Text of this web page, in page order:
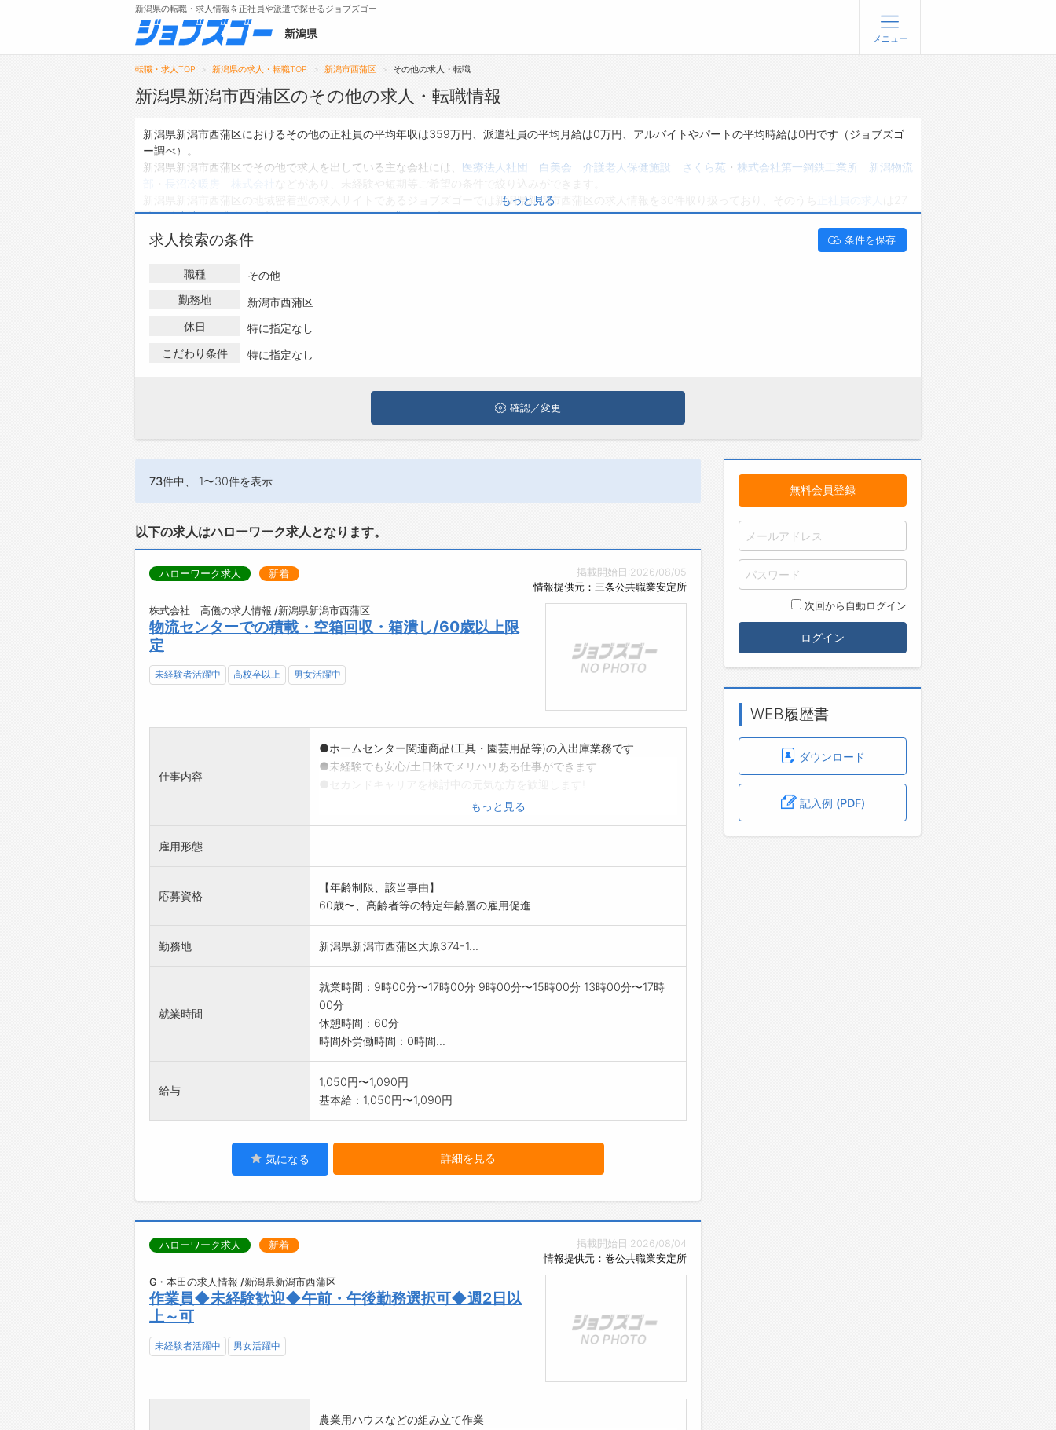
メニュー
トップ
転職支援サービスについて
転職ノウハウ(応募書類の書き方・面接対策な
転職・採用コラム
ジョブズゴーについて
会社概要
新潟県の転職・求人情報を正社員や派遣で探せるジョブズゴー
新潟県 メニュー
転職・求人TOP 新潟県の求人・転職TOP 新潟市西蒲区 その他の求人・転職
新潟県新潟市西蒲区のその他の求人・転職情報
新潟県新潟市西蒲区におけるその他の正社員の平均年収は359万円、派遣社員の平均月給は0万円、アルバイトやパートの平均時給は0円です（ジョブズゴ
ー調べ）。
新潟県新潟市西蒲区でその他で求人を出している主な会社には、 医療法人社団 白美会 介護老人保健施設 さくら苑 ・ 株式会社第一鋼鉄工業所 新潟物流
新潟県新潟市西蒲区の地域密着型の求人サイトであるジョブズゴーでは新潟県新潟市西蒲区の求人情報を30件取り扱っており、そのうち
件、派遣社員の求人は0件、アルバイト・パートの求人は0件です。
ハローワークにはない求人も多数扱っており、転職だけでなく、第二新卒から50代・60代以上の方の再就職も可能です。 新潟県新潟市西蒲区でその他の求
人・転職情報を探している方は、ぜひ興味のある職種に応募してみてくださいね。
もっと見る
求人検索の条件 条件を保存
職種
その他
勤務地
新潟市西蒲区
休日
特に指定なし
こだわり条件
特に指定なし
確認／変更
73件中、 1〜30件を表示
以下の求人はハローワーク求人となります。
掲載開始日:2026/08/05
情報提供元：三条公共職業安定所
ハローワーク求人 新着
株式会社 高儀の求人情報 /新潟県新潟市西蒲区
物流センターでの積載・空箱回収・箱潰し/60歳以上限
定
未経験者活躍中 高校卒以上 男女活躍中
仕事内容
●ホームセンター関連商品(工具・園芸用品等)の入出庫業務です
●未経験でも安心/土日休でメリハリある仕事ができます
・空箱回収/箱潰し(開梱された段ボールの片付け)
タートのスタッフです。チームワークを大切に働きたい方、体を動
かしながら働きたい方、家庭と仕事を両立したい方、楽しみながら
仕事をしたい方のご応募をお待ちしております。>
もっと見る
雇用形態
応募資格
【年齢制限、該当事由】
60歳〜、高齢者等の特定年齢層の雇用促進
勤務地 新潟県新潟市西蒲区大原374-1...
就業時間
就業時間：9時00分〜17時00分 9時00分〜15時00分 13時00分〜17時
00分
休憩時間：60分
時間外労働時間：0時間...
給与
1,050円〜1,090円
基本給：1,050円〜1,090円
気になる 詳細を見る
掲載開始日:2026/08/04
情報提供元：巻公共職業安定所
ハローワーク求人 新着
G・本田の求人情報 /新潟県新潟市西蒲区
作業員◆未経験歓迎◆午前・午後勤務選択可◆週2日以
上～可
未経験者活躍中 男女活躍中
農業用ハウスなどの組み立て作業
無料会員登録
次回から自動ログイン
ログイン
WEB履歴書
ダウンロード
記入例 (PDF)